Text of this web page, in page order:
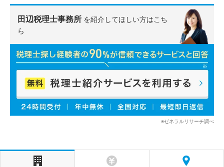
田辺税理士事務所 を紹介してほしい方はこち
ら
※ゼネラルリサーチ調べ